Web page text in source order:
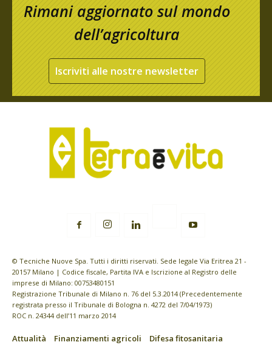
Rimani aggiornato sul mondo
dell’agricoltura
Iscriviti alle nostre newsletter
© Tecniche Nuove Spa. Tutti i diritti riservati. Sede legale Via Eritrea 21 -
20157 Milano | Codice fiscale, Partita IVA e Iscrizione al Registro delle
imprese di Milano: 00753480151
Registrazione Tribunale di Milano n. 76 del 5.3.2014 (Precedentemente
registrata presso il Tribunale di Bologna n. 4272 del 7/04/1973)
ROC n. 24344 dell’11 marzo 2014
Attualità Finanziamenti agricoli
Difesa fitosanitaria